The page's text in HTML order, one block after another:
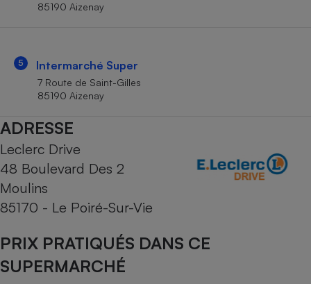
85190 Aizenay
5 Intermarché Super
7 Route de Saint-Gilles
85190 Aizenay
ADRESSE
Leclerc Drive
48 Boulevard Des 2
Moulins
85170 - Le Poiré-Sur-Vie
PRIX PRATIQUÉS DANS CE
SUPERMARCHÉ